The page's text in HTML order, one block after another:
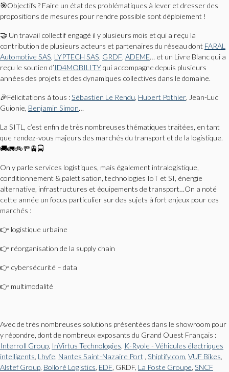
🎯Objectifs ? Faire un état des problématiques à lever et dresser des
propositions de mesures pour rendre possible sont déploiement !
🤝 Un travail collectif engagé il y plusieurs mois et qui a reçu la
contribution de plusieurs acteurs et partenaires du réseau dont FARAL
Automotive SAS, LYPTECH SAS, GRDF, ADEME… et un Livre Blanc qui a
reçu le soutien d’ID4MOBILITYqui accompagne depuis plusieurs
années des projets et des dynamiques collectives dans le domaine.
🎉Félicitations à tous :Sébastien Le Rendu, Hubert Pothier, Jean-Luc
Guionie, Benjamin Simon…
La SITL, c’est enfin de très nombreuses thématiques traitées, en tant
que rendez-vous majeurs des marchés du transport et de la logistique.
🚚🚛🚲🚥🚊🚍
On y parle services logistiques, mais également intralogistique,
conditionnement & palettisation, technologies IoT et SI, énergie
alternative, infrastructures et équipements de transport…On a noté
cette année un focus particulier sur des sujets à fort enjeux pour ces
marchés :
👉 logistique urbaine
👉 réorganisation de la supply chain
👉 cybersécurité – data
👉 multimodalité
Avec de très nombreuses solutions présentées dans le showroom pour
y répondre, dont de nombreux exposants du Grand Ouest Français :
Interroll Group, InVirtus Technologies, K-Ryole - Véhicules électriques
intelligents, Lhyfe, Nantes Saint-Nazaire Port , Shiptify.com, VUF Bikes,
Alstef Group, Bolloré Logistics, EDF, GRDF, La Poste Groupe, SNCF